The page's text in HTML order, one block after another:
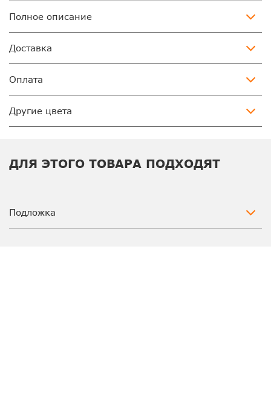
Полное описание
Доставка
Оплата
Другие цвета
ДЛЯ ЭТОГО ТОВАРА ПОДХОДЯТ
Подложка